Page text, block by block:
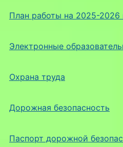
План работы на 2025-2026
Электронные
Охрана труда
Дорожная безопасность
Паспорт дорожной